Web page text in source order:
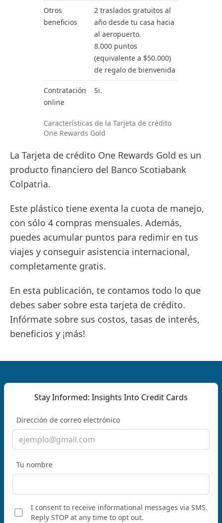
Otros
beneficios
2 traslados gratuitos al
año desde tu casa hacia
al aeropuerto.
8.000 puntos
(equivalente a $50.000)
de regalo de bienvenida
Contratación
online
Si.
Características de la Tarjeta de crédito
One Rewards Gold
La Tarjeta de crédito One Rewards Gold es un
producto financiero del Banco Scotiabank
Colpatria.
Este plástico tiene exenta la cuota de manejo,
con sólo 4 compras mensuales. Además,
puedes acumular puntos para redimir en tus
viajes y conseguir asistencia internacional,
completamente gratis.
En esta publicación, te contamos todo lo que
debes saber sobre esta tarjeta de crédito.
Infórmate sobre sus costos, tasas de interés,
beneficios y ¡más!
Stay Informed: Insights Into Credit Cards
Dirección de correo electrónico
Tu nombre
I consent to receive informational messages via SMS.
Reply STOP at any time to opt out.